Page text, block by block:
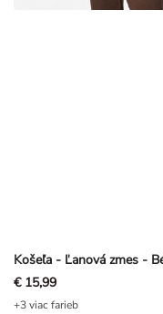
Košeľa - Ľanová zmes -
€ 15,99
+3 viac farieb